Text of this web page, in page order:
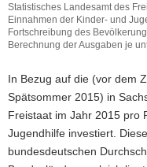
Statistisches Landesamt des
Einnahmen der Kinder- und
Fortschreibung des
Berechnung der Ausgaben je
In Bezug auf die (vor dem
Spätsommer 2015) in
Freistaat im Jahr 2015 pro
Jugendhilfe investiert.
bundesdeutschen